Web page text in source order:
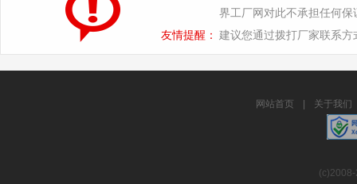
界工厂网对此不承担任何保
友情提醒： 建议您通过拨打厂家联系
网站首页 关于我们